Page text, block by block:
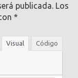
publicada. Los
*
Visual Código